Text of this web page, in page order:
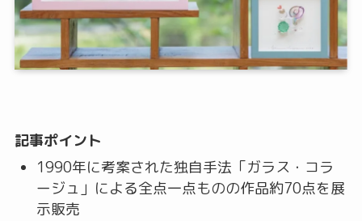
記事ポイント
1990年に考案された独自手法「ガラス・コラ
ージュ」による全点一点ものの作品約70点を展
示販売